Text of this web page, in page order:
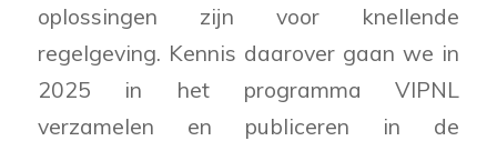
oplossingen zijn voor knellende
regelgeving. Kennis daarover gaan we in
2025 in het programma VIPNL
verzamelen en publiceren in de